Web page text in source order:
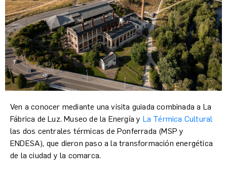
Ven a conocer mediante una visita guiada combinada a La
Fábrica de Luz. Museo de la Energía y La Térmica Cultural
las dos centrales térmicas de Ponferrada (MSP y
ENDESA), que dieron paso a la transformación energética
de la ciudad y la comarca.